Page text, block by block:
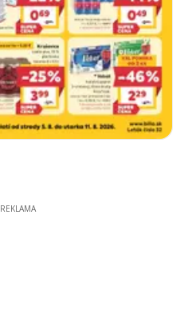
REKLAMA